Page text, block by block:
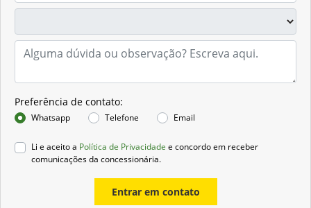
Preferência de contato:
Whatsapp Telefone Email
Li e aceito a Política de Privacidade e concordo em receber
comunicações da concessionária.
Entrar em contato